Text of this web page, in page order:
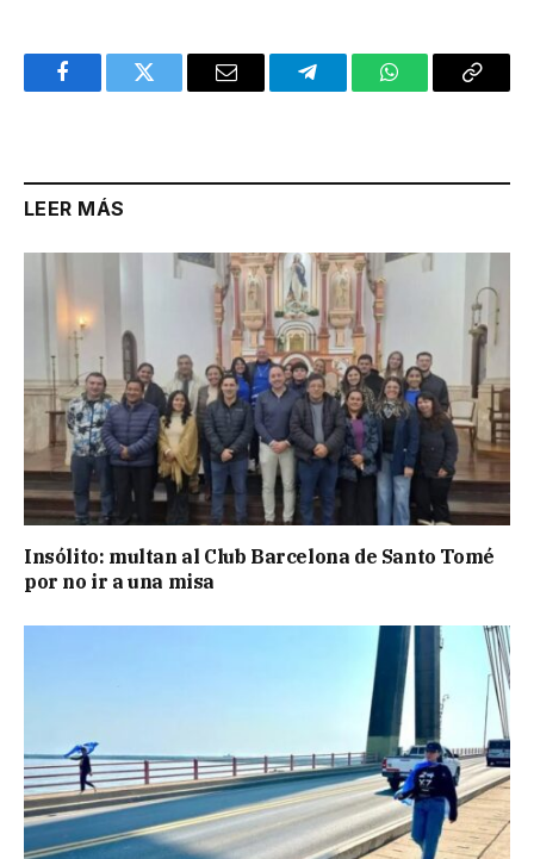
FacebookTwitter Email TelegramWhatsAppCopy
LEER MÁS
Insólito: multan al Club Barcelona de Santo Tomé
por no ir a una misa